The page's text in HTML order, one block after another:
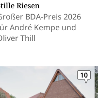
Riesen
BDA-Preis 2026
André Kempe und
Thill
10